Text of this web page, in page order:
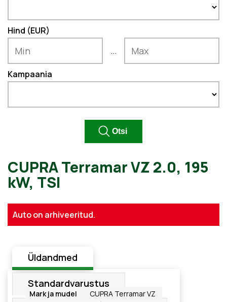
Hind (EUR)
...
Kampaania
CUPRA Terramar VZ 2.0,
Auto on arhiveeritud.
Üldandmed
Standardvarustus
Mark ja mudel
CUPRA Terramar VZ